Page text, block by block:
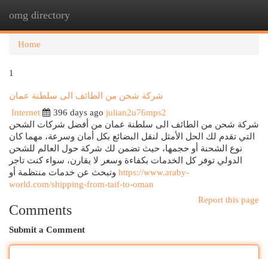
omg directory
Home
1
شركة شحن من الطائف الى سلطنة عمان
Internet
396 days ago julian2u76mps2
شركة شحن من الطائف الى سلطنة عمان من أفضل شركات الشحن
التي تقدم لك الحل الأمثل لنقل البضائع بكل أمان وسرعة، مهما كان
نوع الشحنة أو حجمها، حيث تضمن لك شركة حول العالم للشحن
الدولي توفر كل الخدمات بكفاءة وسعر لا يقارن، سواء كنت تاجر
https://www.araby-
world.com/shipping-from-taif-to-oman
Report this page
Comments
Submit a Comment